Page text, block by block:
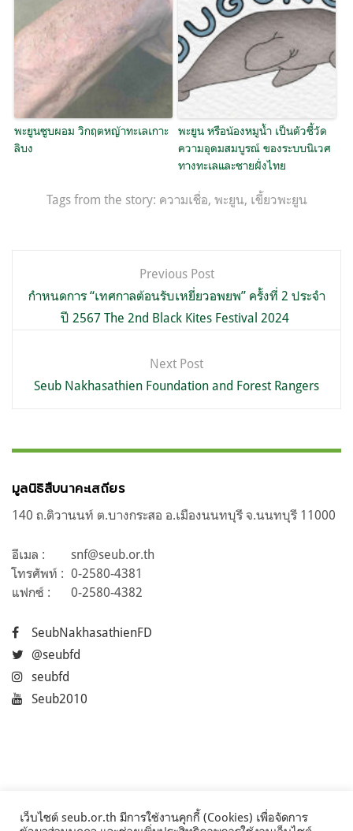
พะยูนซูบผอม วิกฤตหญ้าทะเลเกาะ
ลิบง
พะยูน หรือน้องหมูน้ำ เป็นตัวชี้วัด
ความอุดมสมบูรณ์ ของระบบนิเวศ
ทางทะเลและชายฝั่งไทย
Tags from the story: ความเชื่อ, พะยูน, เขี้ยวพะยูน
เรื่อง
Previous Post
กำหนดการ “เทศกาลต้อนรับเหยี่ยวอพยพ” ครั้งที่ 2 ประจำ
ปี 2567 The 2nd Black Kites Festival 2024
Next Post
Seub Nakhasathien Foundation and Forest Rangers
มูลนิธิสืบนาคะเสถียร
140 ถ.ติวานนท์ ต.บางกระสอ อ.เมืองนนทบุรี จ.นนทบุรี 11000
อีเมล :
snf@seub.or.th
โทรศัพท์ : 0-2580-4381
แฟกซ์ :
0-2580-4382
SeubNakhasathienFD
@seubfd
seubfd
Seub2010
เว็บไซต์ seub.or.th มีการใช้งานคุกกี้ (Cookies) เพื่อจัดการ